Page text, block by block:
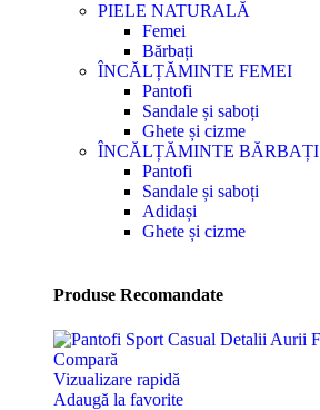
PIELE NATURALĂ
Femei
Bărbați
ÎNCĂLȚĂMINTE FEMEI
Pantofi
Sandale și saboți
Ghete și cizme
ÎNCĂLȚĂMINTE BĂRBAȚI
Pantofi
Sandale și saboți
Adidași
Ghete și cizme
Produse Recomandate
Compară
Vizualizare rapidă
Adaugă la favorite